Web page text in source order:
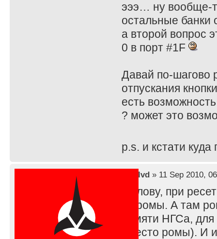
эээ… ну вообще-
остальные банки
а второй вопрос
0 в порт #1F
Давай по-шагово
отпускания
есть
? может это
p.s. и кстати
lvd» 11 Sep 2010,
К слову, при
из ромы. А там
памяти НГСа,
вместо ромы). И